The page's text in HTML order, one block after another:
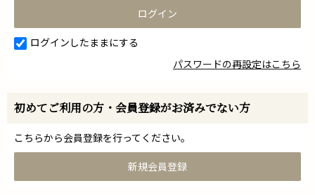
ログインしたままにする
パスワードの再設定はこちら